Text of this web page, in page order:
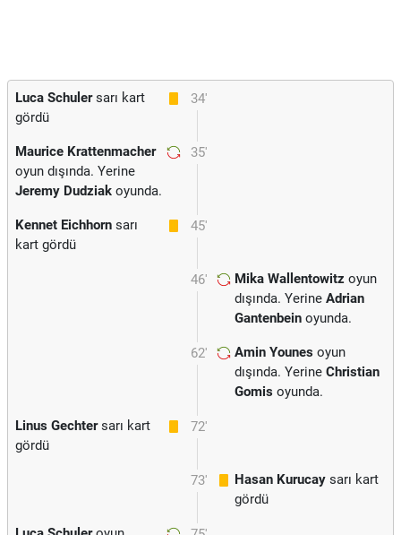
34'
Luca Schulersarı kart
gördü
35'
Maurice Krattenmacher
oyun dışında. Yerine
Jeremy Dudziak oyunda.
45'
Kennet Eichhorn sarı
kart gördü
46' Mika Wallentowitz oyun
dışında. Yerine Adrian
Gantenbein oyunda.
62' Amin Younes oyun
dışında. Yerine Christian
Gomis oyunda.
72'
Linus Gechtersarı kart
gördü
73' Hasan Kurucay sarı kart
gördü